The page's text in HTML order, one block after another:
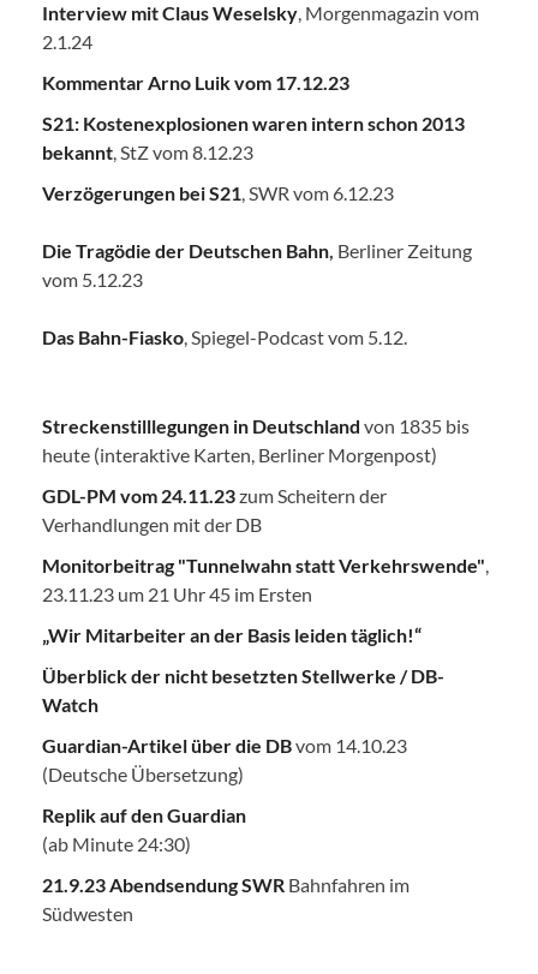
Interview mit Claus Weselsky, Morgenmagazin vom
2.1.24
Kommentar Arno Luik vom 17.12.23
S21: Kostenexplosionen waren intern schon 2013
bekannt, StZ vom 8.12.23
Verzögerungen bei S21, SWR vom 6.12.23
Die Tragödie der Deutschen Bahn, Berliner Zeitung
vom 5.12.23
Das Bahn-Fiasko, Spiegel-Podcast vom 5.12.
Streckenstilllegungen in Deutschland von 1835 bis
heute (interaktive Karten, Berliner Morgenpost)
GDL-PM vom 24.11.23zum Scheitern der
Verhandlungen mit der DB
Monitorbeitrag "Tunnelwahn statt Verkehrswende",
23.11.23 um 21 Uhr 45 im Ersten
„Wir Mitarbeiter an der Basis leiden täglich!“
Überblick der nicht besetzten Stellwerke / DB-
Watch
Guardian-Artikel über die DBvom 14.10.23
(Deutsche Übersetzung)
Replik auf den Guardian
(ab Minute 24:30)
21.9.23 Abendsendung SWR Bahnfahren im
Südwesten